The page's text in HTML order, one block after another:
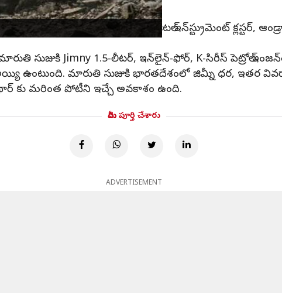
ఉంటాయి
కనెక్ట్ అయిన కార్ టెక్నాలజీ, సెమీ-డిజిటల్ ఇన్‌స్ట్రుమెంట్ క్లస్టర్,
సుజుకి Jimny 1.5-లీటర్, ఇన్‌లైన్-ఫోర్, K-సిరీస్ పెట్రోల్
ఉంటుంది. మారుతి సుజుకి భారతదేశంలో జిమ్నీ ధర, ఇతర
కు మరింత పోటీని ఇచ్చే అవకాశం ఉంది.
మీరు పూర్తి చేశారు
ADVERTISEMENT